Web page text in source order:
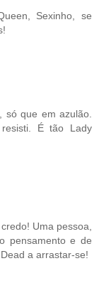
Sexinho, se
só que em azulão.
É tão Lady
Uma pessoa,
pensamento e de
a arrastar-se!